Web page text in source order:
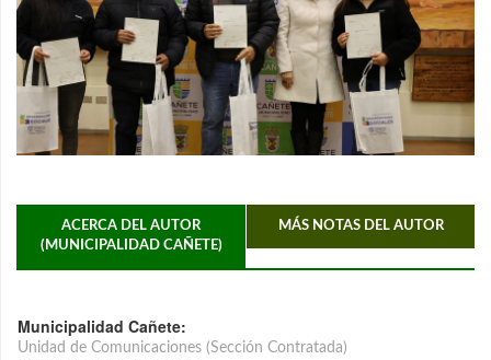
ACERCA DEL AUTOR
(MUNICIPALIDAD CAÑETE)
MÁS NOTAS DEL AUTOR
Municipalidad Cañete:
Unidad de Comunicaciones (Sección Contratada)